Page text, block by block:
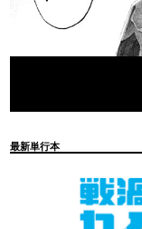
最新単行本